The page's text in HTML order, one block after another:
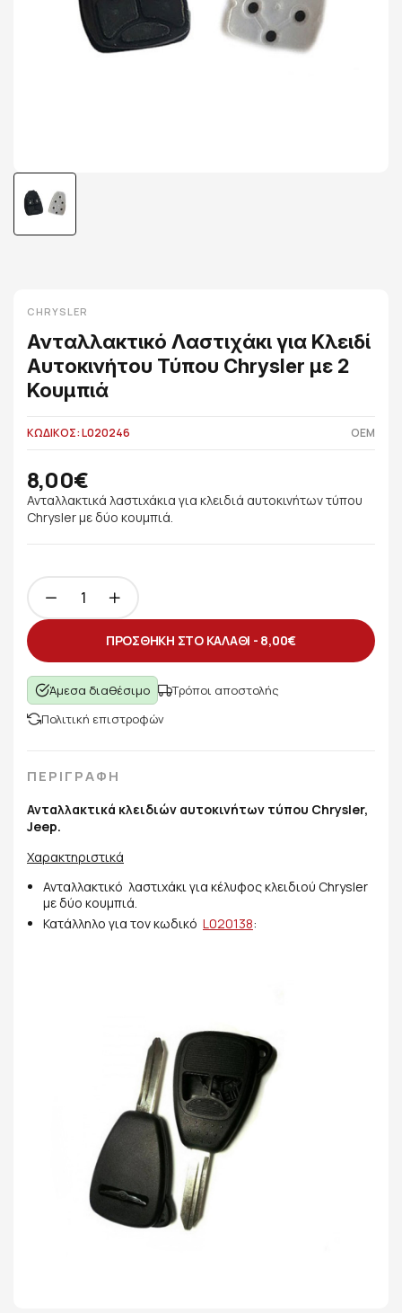
CHRYSLER
Ανταλλακτικό Λαστιχάκι για Κλειδί
Αυτοκινήτου Τύπου Chrysler με 2
Κουμπιά
ΚΩΔΙΚΟΣ: L020246 OEM
8,00€
Ανταλλακτικά λαστιχάκια για κλειδιά αυτοκινήτων τύπου
Chrysler με δύο κουμπιά.
ΠΡΟΣΘΗΚΗ ΣΤΟ ΚΑΛΑΘΙ - 8,00€
Άμεσα διαθέσιμο
Τρόποι αποστολής
Πολιτική επιστροφών
ΠΕΡΙΓΡΑΦΗ
Ανταλλακτικά κλειδιών αυτοκινήτων τύπου Chrysler,
Jeep.
Χαρακτηριστικά
Ανταλλακτικό λαστιχάκι για κέλυφος κλειδιού Chrysler
με δύο κουμπιά.
Κατάλληλο για τον κωδικό L020138: